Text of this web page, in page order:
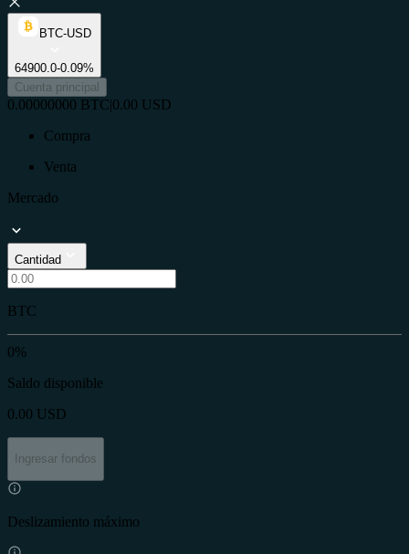
BTC-USD
64900.0-0.09%
Cuenta principal
0.00000000 BTC|0.00 USD
Compra
Venta
Mercado
Cantidad
BTC
0%
Saldo disponible
0.00 USD
Ingresar fondos
Deslizamiento máximo